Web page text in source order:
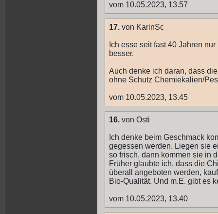
vom 10.05.2023, 13.57
17. von KarinSc
Ich esse seit fast 40 Jahren
besser.
Auch denke ich daran, dass
ohne Schutz Chemiekalien/
vom 10.05.2023, 13.45
16. von Osti
Ich denke beim Geschmack
gegessen werden. Liegen sie
so frisch, dann kommen sie in
Früher glaubte ich, dass die
überall angeboten werden,
Bio-Qualität. Und m.E. gibt es
vom 10.05.2023, 13.40